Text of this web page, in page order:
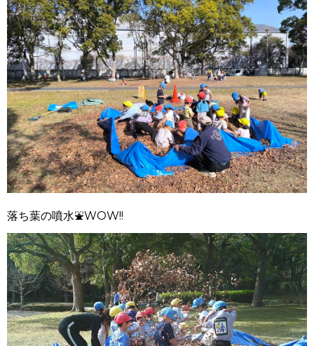
落ち葉の噴水⛲WOW!!